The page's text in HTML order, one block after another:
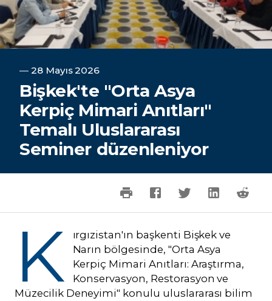
― 28 Mayıs 2026
Bişkek'te "Orta Asya
Kerpiç Mimari Anıtları"
Temalı Uluslararası
Seminer düzenleniyor
K
ırgızistan'ın başkenti Bişkek ve
Narın bölgesinde, "Orta Asya
Kerpiç Mimari Anıtları: Araştırma,
Konservasyon, Restorasyon ve
Müzecilik Deneyimi" konulu uluslararası bilim